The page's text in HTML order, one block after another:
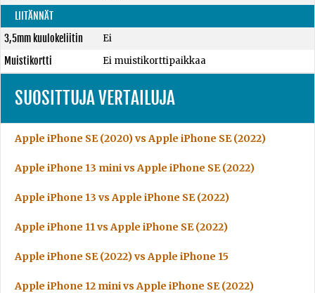
LIITÄNNÄT
3,5mm kuulokeliitin
Ei
Muistikortti
Ei muistikorttipaikkaa
SUOSITTUJA VERTAILUJA
Apple iPhone SE (2020) vs Apple iPhone SE (2022)
Apple iPhone 13 mini vs Apple iPhone SE (2022)
Apple iPhone 13 vs Apple iPhone SE (2022)
Apple iPhone 11 vs Apple iPhone SE (2022)
Apple iPhone SE (2022) vs Apple iPhone 15
Apple iPhone 12 mini vs Apple iPhone SE (2022)